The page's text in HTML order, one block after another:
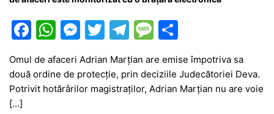
F
c
e
W
at
s
M
s
s
T
itt
er
T
e
gr
M
s
s
ta
je
Omul de afaceri Adrian Marțian are emise împotriva sa
două ordine de protecție, prin deciziile Judecătoriei Deva.
Potrivit hotărârilor magistraților, Adrian Marțian nu are voie
[…]